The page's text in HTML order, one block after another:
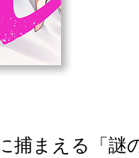
まえる「謎